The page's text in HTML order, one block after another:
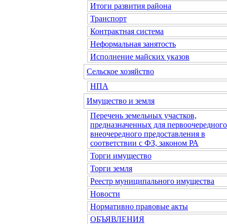
Итоги развития района
Транспорт
Контрактная система
Неформальная занятость
Исполнение майских указов
Сельское хозяйство
НПА
Имущество и земля
Перечень земельных участков,
предназначенных для
внеочередного предоставления в
соответствии с ФЗ, законом РА
Торги имущество
Торги земля
Реестр муниципального имущества
Новости
Нормативно правовые акты
ОБЪЯВЛЕНИЯ